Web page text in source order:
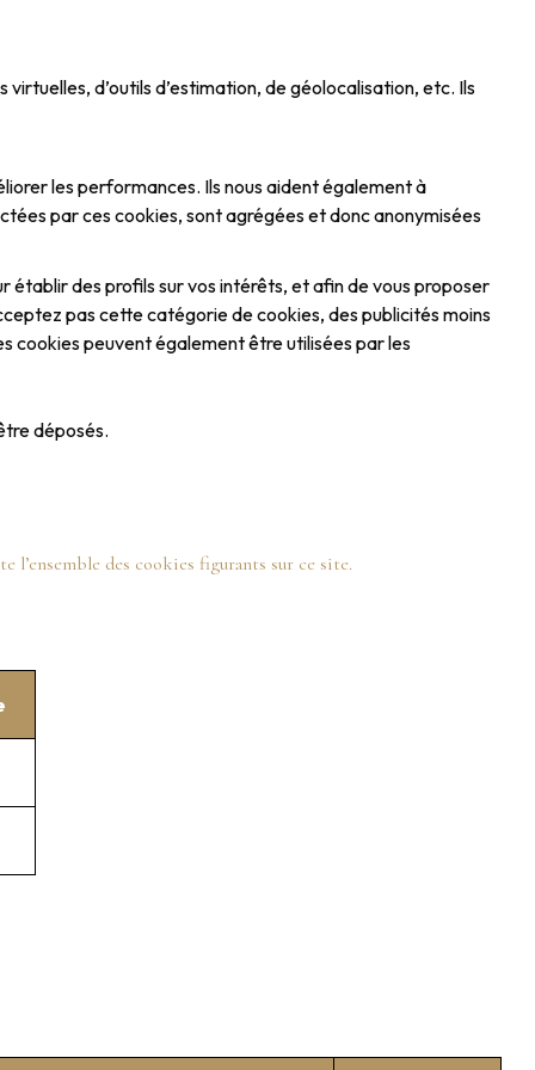
d’outils d’estimation, de géolocalisation, etc. Ils
les performances. Ils nous aident également à
par ces cookies, sont agrégées et donc anonymisées
établir des profils sur vos intérêts, et afin de vous proposer
pas cette catégorie de cookies, des publicités moins
cookies peuvent également être utilisées par les
déposés.
des cookies figurants sur ce site.